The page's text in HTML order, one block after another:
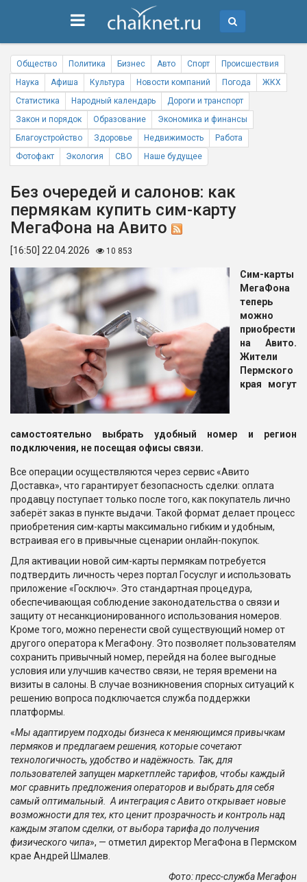
Общество Политика Бизнес Авто Спорт
Происшествия
Наука
Афиша Культура Новости компаний Погода
ЖКХ
Статистика
Народный календарь
Дороги и транспорт
Закон и порядок
Образование
Экономика и финансы
Благоустройство
Здоровье Недвижимость
Работа
Фотофакт
Экология СВО Наше будущее
Без очередей и салонов: как
пермякам купить сим-карту
МегаФона на Авито
[16:50] 22.04.2026 10 853
Сим-карты
МегаФона
теперь
можно
приобрести
на Авито.
Жители
Пермского
края могут
самостоятельно выбрать удобный номер и регион
подключения, не посещая офисы связи.
Все операции осуществляются через сервис «Авито
Доставка», что гарантирует безопасность сделки: оплата
продавцу поступает только после того, как покупатель лично
заберёт заказ в пункте выдачи. Такой формат делает процесс
приобретения сим-карты максимально гибким и удобным,
встраивая его в привычные сценарии онлайн-покупок.
Для активации новой сим-карты пермякам потребуется
подтвердить личность через портал Госуслуг и использовать
приложение «Госключ». Это стандартная процедура,
обеспечивающая соблюдение законодательства о связи и
защиту от несанкционированного использования номеров.
Кроме того, можно перенести свой существующий номер от
другого оператора к МегаФону. Это позволяет пользователям
сохранить привычный номер, перейдя на более выгодные
условия или улучшив качество связи, не теряя времени на
визиты в салоны. В случае возникновения спорных ситуаций к
решению вопроса подключается служба поддержки
платформы.
«Мы адаптируем подходы бизнеса к меняющимся привычкам
пермяков и предлагаем решения, которые сочетают
технологичность, удобство и надёжность. Так, для
пользователей запущен маркетплейс тарифов, чтобы каждый
мог сравнить предложения операторов и выбрать для себя
самый оптимальный. А интеграция с Авито открывает новые
возможности для тех, кто ценит прозрачность и контроль над
каждым этапом сделки, от выбора тарифа до получения
физического чипа», — отметил директор МегаФона в Пермском
крае Андрей Шмалев.
Фото: пресс-служба Мегафон